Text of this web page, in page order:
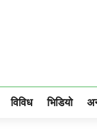
विविध भिडियो